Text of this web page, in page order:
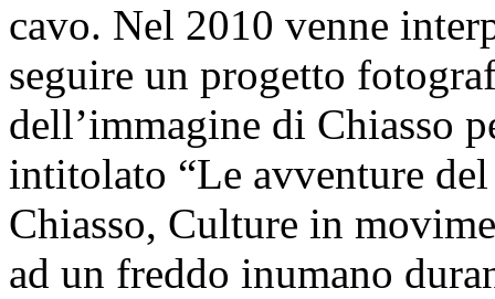
cavo. Nel 2010 venne
seguire un progetto
dell’immagine di Chiasso
intitolato “Le avventure
Chiasso, Culture in
ad un freddo inumano